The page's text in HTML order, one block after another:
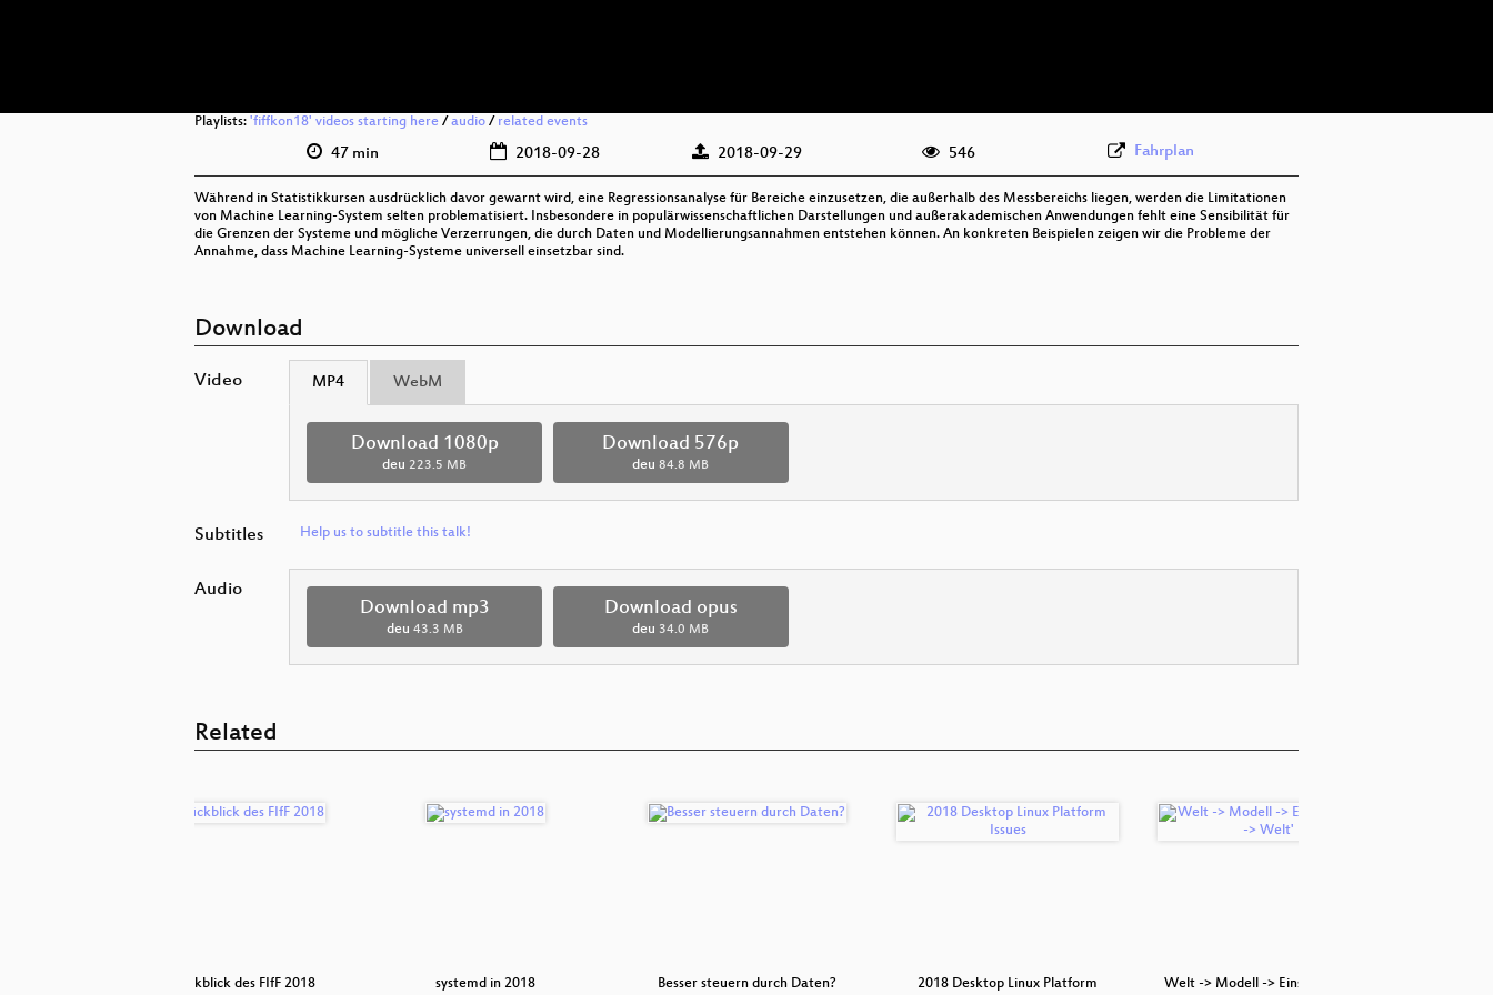
Playlists: 'fiffkon18' videos starting here / audio / related events
47 min 2018-09-28 2018-09-29 546 Fahrplan
Während in Statistikkursen ausdrücklich davor gewarnt wird, eine Regressionsanalyse für Bereiche einzusetzen, die außerhalb des Messbereichs liegen, werden die Limitationen
von Machine Learning-System selten problematisiert. Insbesondere in populärwissenschaftlichen Darstellungen und außerakademischen Anwendungen fehlt eine Sensibilität für
die Grenzen der Systeme und mögliche Verzerrungen, die durch Daten und Modellierungsannahmen entstehen können. An konkreten Beispielen zeigen wir die Probleme der
Annahme, dass Machine Learning-Systeme universell einsetzbar sind.
Download
Video MP4 WebM
Download 1080p
deu 223.5 MB
Download 576p
deu 84.8 MB
Subtitles Help us to subtitle this talk!
Audio
Download mp3
deu 43.3 MB
Download opus
deu 34.0 MB
Related
Jahresrückblick des FIfF 2018 systemd in 2018 Besser steuern durch Daten?
2018 Desktop Linux Platform
Welt -> Modell -> Einschreibung -